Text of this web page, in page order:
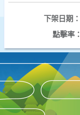
下架日期：
點擊率：